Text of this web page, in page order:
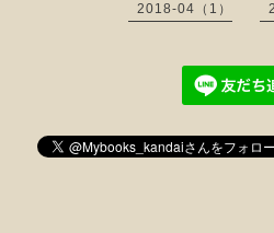
2018-04（1）